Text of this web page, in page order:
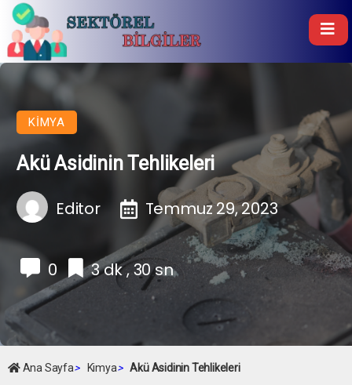
KIMYA
Akü Asidinin Tehlikeleri
Editor Temmuz 29, 2023
0 3 dk , 30 sn
Ana Sayfa> Kimya> Akü Asidinin Tehlikeleri